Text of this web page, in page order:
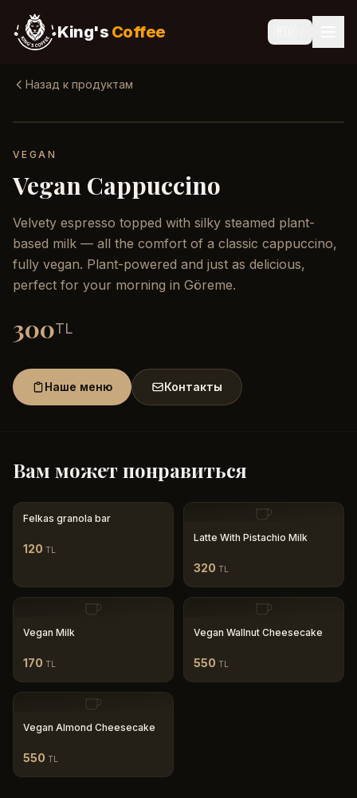
King's Coffee
Назад к продуктам
VEGAN
Vegan Cappuccino
Velvety espresso topped with silky steamed plant-
based milk — all the comfort of a classic cappuccino,
fully vegan. Plant-powered and just as delicious,
perfect for your morning in Göreme.
300TL
Наше меню Контакты
Вам может понравиться
Felkas granola bar
120 TL
Latte With Pistachio Milk
320 TL
Vegan Milk
170 TL
Vegan Wallnut Cheesecake
550 TL
Vegan Almond Cheesecake
550 TL